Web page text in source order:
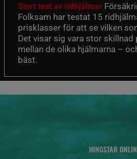
Stort test av ridhjälmar
Folksam har testat 15
prisklasser för att se vilken
Det visar sig vara stor skillnad
mellan de olika hjälmarna –
bäst.
HINGSTAR